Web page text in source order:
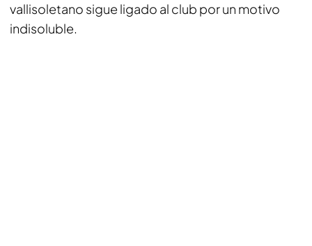
vallisoletano sigue ligado al club por un motivo
indisoluble.